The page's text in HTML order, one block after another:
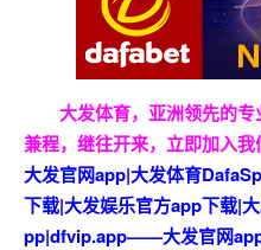
大发体育，亚洲领先的
兼程，继往开来，立即加入我
大发官网app|大发体育
下载|大发娱乐官方app下载|
pp|dfvip.app——大发官网